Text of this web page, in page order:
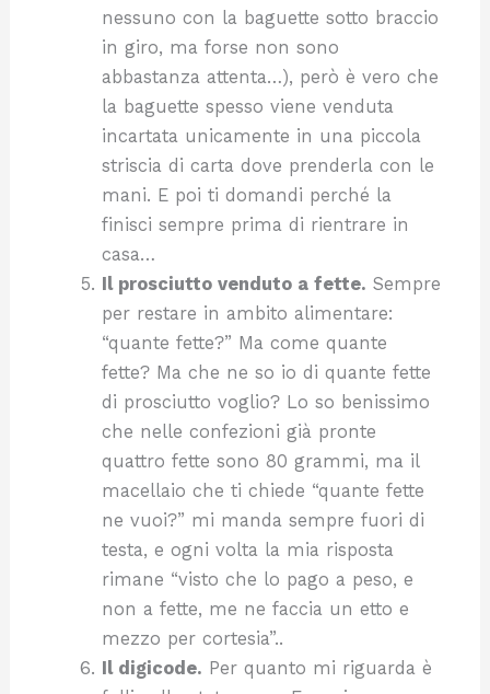
nessuno con la baguette sotto braccio
in giro, ma forse non sono
abbastanza attenta…), però è vero che
la baguette spesso viene venduta
incartata unicamente in una piccola
striscia di carta dove prenderla con le
mani. E poi ti domandi perché la
finisci sempre prima di rientrare in
casa…
Il prosciutto venduto a fette. Sempre
per restare in ambito alimentare:
“quante fette?” Ma come quante
fette? Ma che ne so io di quante fette
di prosciutto voglio? Lo so benissimo
che nelle confezioni già pronte
quattro fette sono 80 grammi, ma il
macellaio che ti chiede “quante fette
ne vuoi?” mi manda sempre fuori di
testa, e ogni volta la mia risposta
rimane “visto che lo pago a peso, e
non a fette, me ne faccia un etto e
mezzo per cortesia”..
Il digicode. Per quanto mi riguarda è